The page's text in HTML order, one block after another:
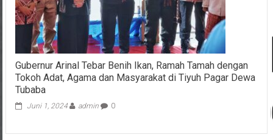
Gubernur Arinal Tebar Benih Ikan, Ramah Tamah dengan
Tokoh Adat, Agama dan Masyarakat di Tiyuh Pagar Dewa
Tubaba
Juni 1, 2024 admin 0